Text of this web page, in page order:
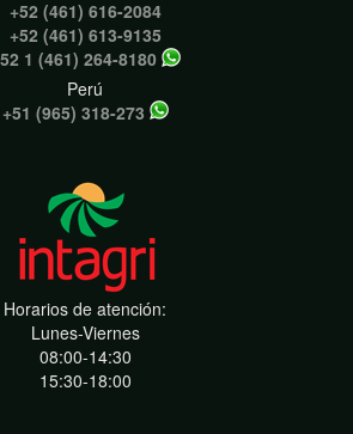
+52 (461) 616-2084
+52 (461) 613-9135
1 (461) 264-8180
Perú
+51 (965) 318-273
Horarios de atención:
Lunes-Viernes
08:00-14:30
15:30-18:00